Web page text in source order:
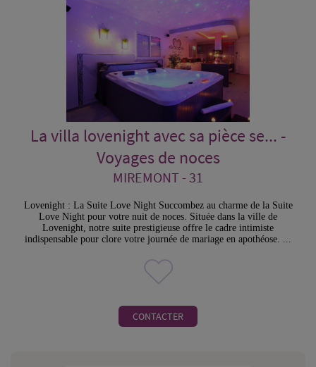
La villa lovenight avec sa pièce se... -
Voyages de noces
MIREMONT - 31
Lovenight : La Suite Love Night Succombez au charme de la Suite
Love Night pour votre nuit de noces. Située dans la ville de
Lovenight, notre suite prestigieuse offre le cadre intimiste
indispensable pour clore votre journée de mariage en apothéose. ...
CONTACTER